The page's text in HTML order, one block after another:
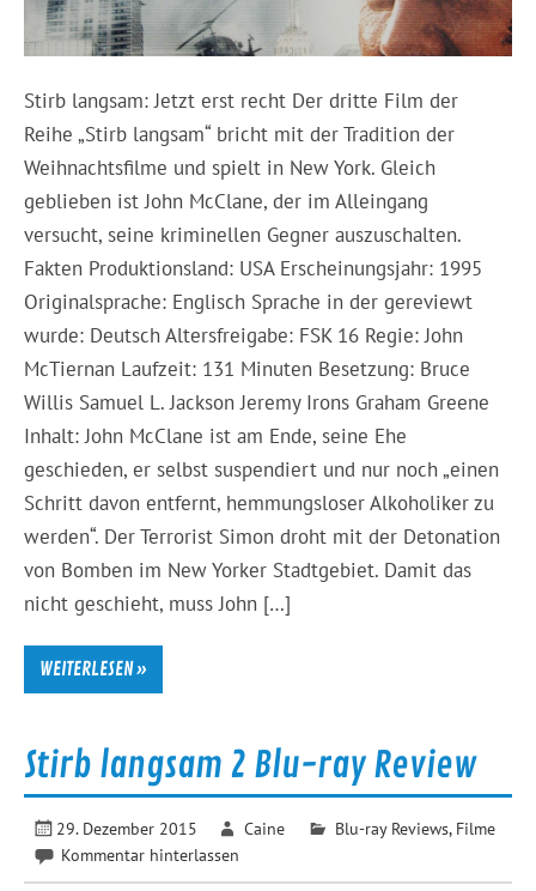
Stirb langsam: Jetzt erst recht Der dritte Film der
Reihe „Stirb langsam“ bricht mit der Tradition der
Weihnachtsfilme und spielt in New York. Gleich
geblieben ist John McClane, der im Alleingang
versucht, seine kriminellen Gegner auszuschalten.
Fakten Produktionsland: USA Erscheinungsjahr: 1995
Originalsprache: Englisch Sprache in der gereviewt
wurde: Deutsch Altersfreigabe: FSK 16 Regie: John
McTiernan Laufzeit: 131 Minuten Besetzung: Bruce
Willis Samuel L. Jackson Jeremy Irons Graham Greene
Inhalt: John McClane ist am Ende, seine Ehe
geschieden, er selbst suspendiert und nur noch „einen
Schritt davon entfernt, hemmungsloser Alkoholiker zu
werden“. Der Terrorist Simon droht mit der Detonation
von Bomben im New Yorker Stadtgebiet. Damit das
nicht geschieht, muss John […]
WEITERLESEN »
Stirb langsam 2 Blu-ray Review
29. Dezember 2015 Caine Blu-ray Reviews, Filme
Kommentar hinterlassen